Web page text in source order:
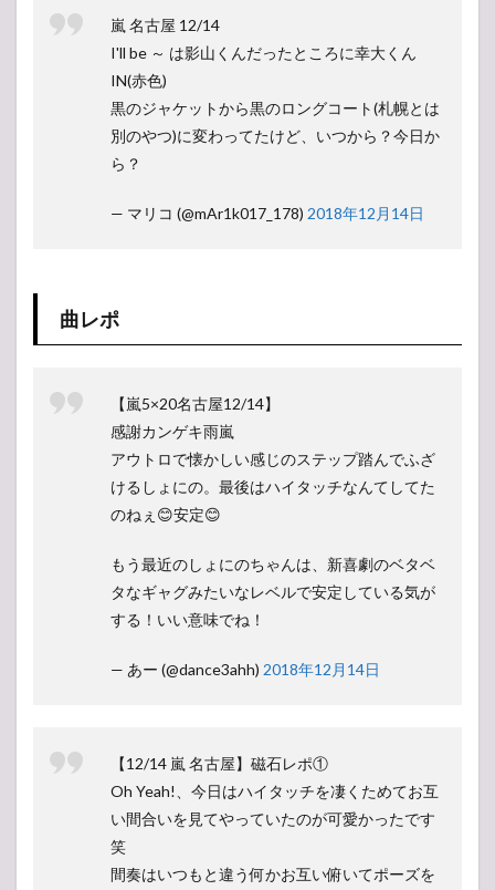
嵐 名古屋 12/14
I'll be ～ は影山くんだったところに幸大くん
IN(赤色)
黒のジャケットから黒のロングコート(札幌とは
別のやつ)に変わってたけど、いつから？今日か
ら？
— マリコ (@mAr1k017_178) 2018年12月14日
曲レポ
【嵐5×20名古屋12/14】
感謝カンゲキ雨嵐
アウトロで懐かしい感じのステップ踏んでふざ
けるしょにの。最後はハイタッチなんてしてた
のねぇ😊安定😊
もう最近のしょにのちゃんは、新喜劇のベタベ
タなギャグみたいなレベルで安定している気が
する！いい意味でね！
— あー (@dance3ahh) 2018年12月14日
【12/14 嵐 名古屋】磁石レポ①
Oh Yeah!、今日はハイタッチを凄くためてお互
い間合いを見てやっていたのが可愛かったです
笑
間奏はいつもと違う何かお互い俯いてポーズを